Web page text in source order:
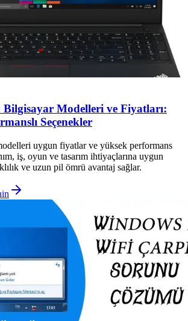
Modelleri ve Fiyatları:
Seçenekler
uygun fiyatlar ve yüksek performans
iş, oyun ve tasarım ihtiyaçlarına uygun
ve uzun pil ömrü avantaj sağlar.